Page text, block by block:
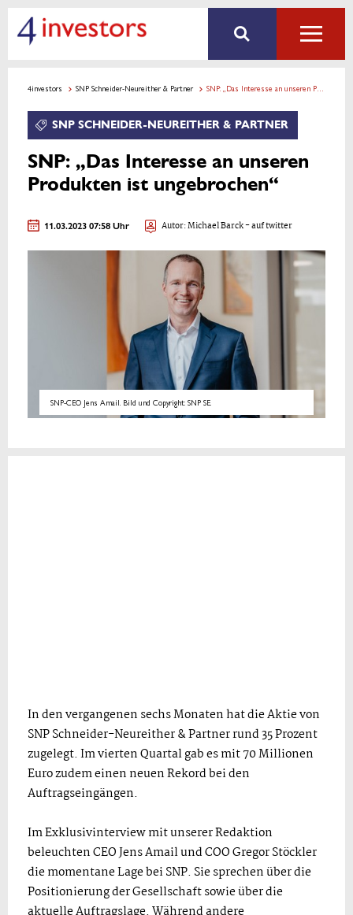
4investors SNP Schneider-Neureither & Partner SNP: „Das Interesse an unseren Produkten ist ungebrochen“
SNP SCHNEIDER-NEUREITHER & PARTNER
SNP: „Das Interesse an unseren
Produkten ist ungebrochen“
11.03.2023 07:58 Uhr Autor:Michael Barck- auf twitter
SNP-CEO Jens Amail. Bild und Copyright: SNP SE.
In den vergangenen sechs Monaten hat die Aktie von
SNP Schneider-Neureither & Partner rund 35 Prozent
zugelegt. Im vierten Quartal gab es mit 70 Millionen
Euro zudem einen neuen Rekord bei den
Auftragseingängen.
Im Exklusivinterview mit unserer Redaktion
beleuchten CEO Jens Amail und COO Gregor Stöckler
die momentane Lage bei SNP. Sie sprechen über die
Positionierung der Gesellschaft sowie über die